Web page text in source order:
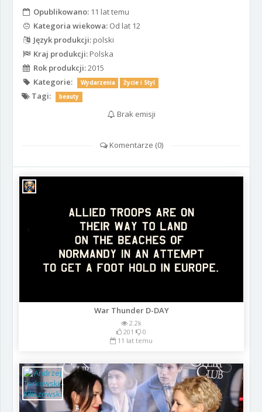
Opublikowano: 11 lat temu
Kategoria wiekowa:Od lat 12
Język produkcji:polski
Kraj produkcji:Polska
Rok produkcji:2015
Kategorie:
Wydarzenia Życie i Styl
Tagi: beauty
Brak emisji
Komentarze (0)
War Thunder D-DAY
2.2k
201
0
11 lat temu